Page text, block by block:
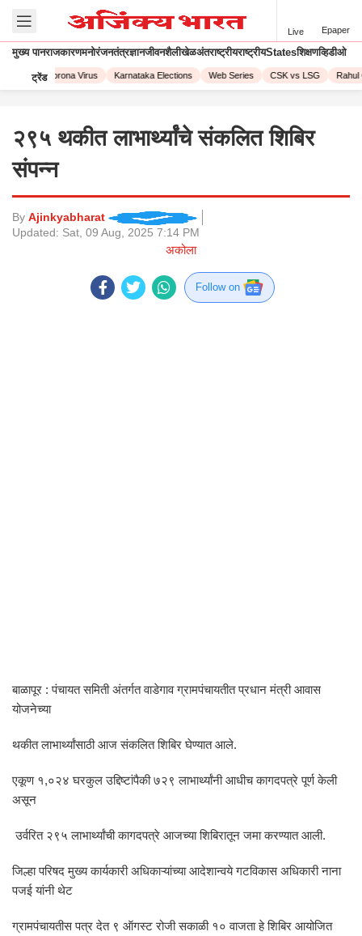
Live Epaper
मुख्य पानराजकारणमनोरंजनतंत्रज्ञानजीवनशैलीखेळअंतराष्ट्रीयराष्ट्रीयStatesशिक्षणव्हिडीओ
ट्रेंडCorona Virus Karnataka Elections Web Series CSK vs LSG Rahul
२९५ थकीत लाभार्थ्यांचे संकलित शिबिर
संपन्न
By Ajinkyabharat
Updated: Sat, 09 Aug, 2025 7:14 PM
अकोला
Follow on
बाळापूर : पंचायत समिती अंतर्गत वाडेगाव ग्रामपंचायतीत प्रधान मंत्री आवास
योजनेच्या
थकीत लाभार्थ्यांसाठी आज संकलित शिबिर घेण्यात आले.
एकूण १,०२४ घरकुल उद्दिष्टांपैकी ७२९ लाभार्थ्यांनी आधीच कागदपत्रे पूर्ण केली
असून
उर्वरित २९५ लाभार्थ्यांची कागदपत्रे आजच्या शिबिरातून जमा करण्यात आली.
जिल्हा परिषद मुख्य कार्यकारी अधिकाऱ्यांच्या आदेशान्वये गटविकास अधिकारी नाना
पजई यांनी थेट
ग्रामपंचायतीस पत्र देत ९ ऑगस्ट रोजी सकाळी १० वाजता हे शिबिर आयोजित